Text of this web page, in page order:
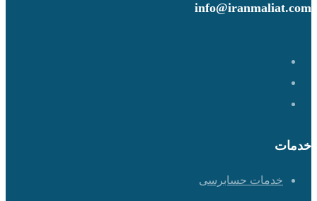
info@iranmaliat.com
خدمات
خدمات حسابرسی